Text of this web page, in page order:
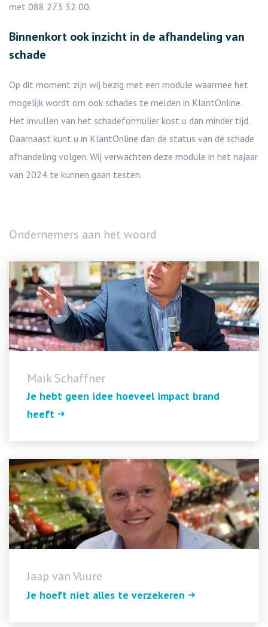
met 088 273 32 00.
Binnenkort ook inzicht in de afhandeling van
schade
Op dit moment zijn wij bezig met een module waarmee het
mogelijk wordt om ook schades te melden in KlantOnline.
Het invullen van het schadeformulier kost u dan minder tijd.
Daarnaast kunt u in KlantOnline dan de status van de schade
afhandeling volgen. Wij verwachten deze module in het najaar
van 2024 te kunnen gaan testen.
Ondernemers aan het woord
Maik Schaffner
Je hebt geen idee hoeveel impact brand
heeft
Jaap van Vuure
Je hoeft niet alles te verzekeren